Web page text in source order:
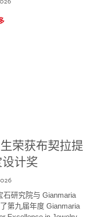
荣获布契拉提
计奖
石研究院与 Gianmaria
第九届年度 Gianmaria